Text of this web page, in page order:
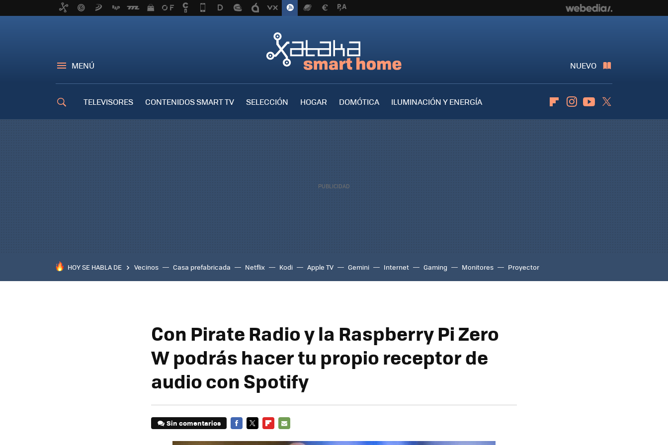
MENÚ NUEVO
TELEVISORES CONTENIDOS SMART TV SELECCIÓN HOGAR DOMÓTICA
ILUMINACIÓN Y ENERGÍA
FlipboardInstagramYoutube
HOY SE HABLA DE Vecinos Casa prefabricada Netflix Kodi Apple TV Gemini Internet Gaming Monitores Proyector
Con Pirate Radio y la Raspberry Pi Zero
W podrás hacer tu propio receptor de
audio con Spotify
Sin comentarios